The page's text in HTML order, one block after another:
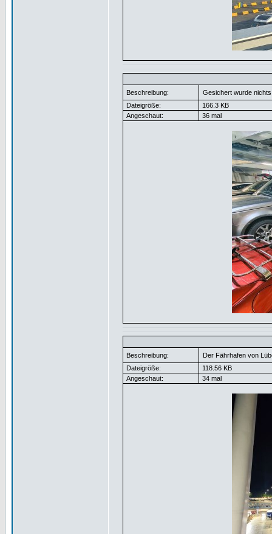
Beschreibung:
Gesichert wurde
Dateigröße:
166.3 KB
Angeschaut:
36 mal
Beschreibung:
Der Fährhafen von
Dateigröße:
118.56 KB
Angeschaut:
34 mal